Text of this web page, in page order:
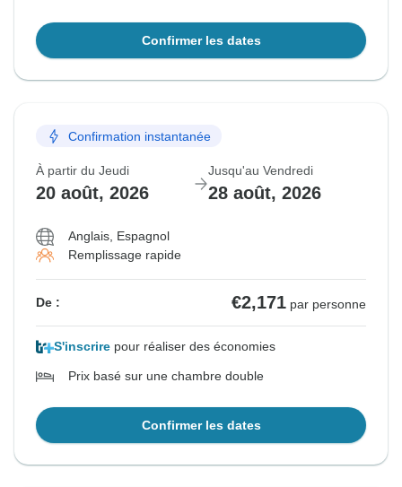
Confirmer les dates
Confirmation instantanée
À partir du Jeudi
20 août, 2026
Jusqu'au Vendredi
28 août, 2026
Anglais, Espagnol
Remplissage rapide
De : €2,171 par personne
S'inscrire pour réaliser des économies
Prix basé sur une chambre double
Confirmer les dates